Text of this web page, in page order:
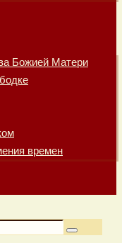
Божией Матери
времен
Поиск